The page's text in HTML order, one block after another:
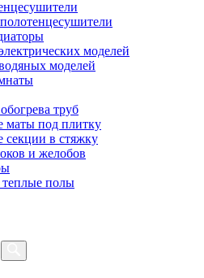
моделей
моделей
труб
маты под плитку
секции в стяжку
и желобов
полы